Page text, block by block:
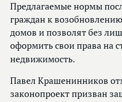
Предлагаемые нормы
граждан к
домов и позволят без
оформить свои права на
недвижимость.
Павел Крашенинников
законопроект призван